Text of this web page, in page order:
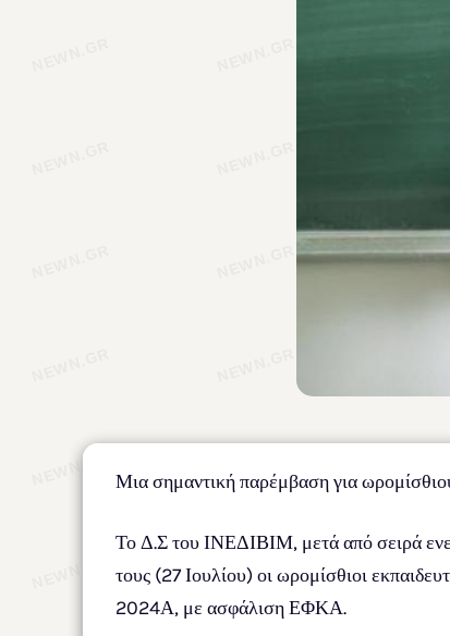
Μια σημαντική παρέμβαση για
Το Δ.Σ του ΙΝΕΔΙΒΙΜ, μετά από σειρά
τους (27 Ιουλίου) οι ωρομίσθιοι
2024Α, με ασφάλιση ΕΦΚΑ.